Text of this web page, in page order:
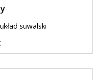
suwalski